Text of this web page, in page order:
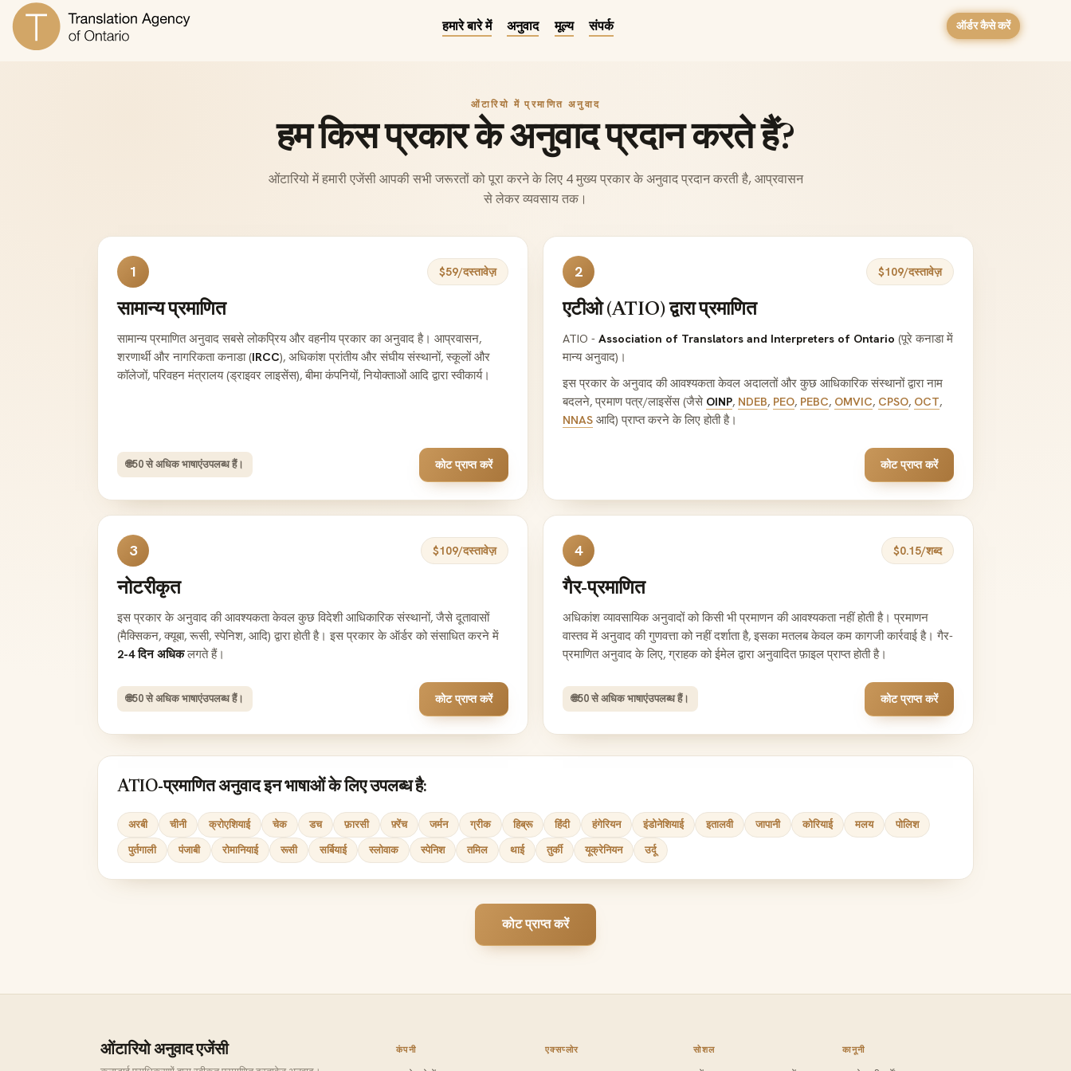
ऑर्डर कैसे करें
हमारे बारे में अनुवाद मूल्य संपर्क
ओंटारियो में प्रमाणित अनुवाद
हम किस प्रकार के अनुवाद प्रदान करते हैं?
ओंटारियो में हमारी एजेंसी आपकी सभी जरूरतों को पूरा करने के लिए 4 मुख्य प्रकार के अनुवाद प्रदान करती है, आप्रवासन
से लेकर व्यवसाय तक।
1 $59/दस्तावेज़
सामान्य प्रमाणित
सामान्य प्रमाणित अनुवाद सबसे लोकप्रिय और वहनीय प्रकार का अनुवाद है। आप्रवासन,
शरणार्थी और नागरिकता कनाडा (IRCC), अधिकांश प्रांतीय और संघीय संस्थानों, स्कूलों और
कॉलेजों, परिवहन मंत्रालय (ड्राइवर लाइसेंस), बीमा कंपनियों, नियोक्ताओं आदि द्वारा स्वीकार्य।
🌐50 से अधिक भाषाएंउपलब्ध हैं। कोट प्राप्त करें
2 $109/दस्तावेज़
एटीओ (ATIO) द्वारा प्रमाणित
ATIO - Association of Translators and Interpreters of Ontario (पूरे कनाडा में
मान्य अनुवाद)।
इस प्रकार के अनुवाद की आवश्यकता केवल अदालतों और कुछ आधिकारिक संस्थानों द्वारा नाम
बदलने, प्रमाण पत्र/लाइसेंस (जैसे OINP, NDEB, PEO, PEBC, OMVIC, CPSO, OCT,
NNAS आदि) प्राप्त करने के लिए होती है।
कोट प्राप्त करें
3 $109/दस्तावेज़
नोटरीकृत
इस प्रकार के अनुवाद की आवश्यकता केवल कुछ विदेशी आधिकारिक संस्थानों, जैसे दूतावासों
(मैक्सिकन, क्यूबा, रूसी, स्पेनिश, आदि) द्वारा होती है। इस प्रकार के ऑर्डर को संसाधित करने में
2-4 दिन अधिकलगते हैं।
🌐50 से अधिक भाषाएंउपलब्ध हैं। कोट प्राप्त करें
4 $0.15/शब्द
गैर-प्रमाणित
अधिकांश व्यावसायिक अनुवादों को किसी भी प्रमाणन की आवश्यकता नहीं होती है। प्रमाणन
वास्तव में अनुवाद की गुणवत्ता को नहीं दर्शाता है, इसका मतलब केवल कम कागजी कार्रवाई है। गैर-
प्रमाणित अनुवाद के लिए, ग्राहक को ईमेल द्वारा अनुवादित फ़ाइल प्राप्त होती है।
🌐50 से अधिक भाषाएंउपलब्ध हैं। कोट प्राप्त करें
ATIO-प्रमाणित अनुवाद इन भाषाओं के लिए उपलब्ध है:
अरबी चीनी क्रोएशियाई चेक डच फ़ारसी फ़्रेंच जर्मन ग्रीक हिब्रू हिंदी हंगेरियन इंडोनेशियाई इतालवी जापानी कोरियाई मलय
पोलिश
पुर्तगाली
पंजाबी रोमानियाई रूसी सर्बियाई स्लोवाक स्पेनिश तमिल थाई तुर्की यूक्रेनियन उर्दू
कोट प्राप्त करें
ओंटारियो अनुवाद एजेंसी कंपनी एक्सप्लोर सोशल कानूनी